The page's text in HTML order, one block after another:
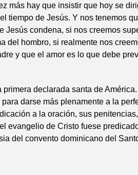
más hay que insistir que hoy se
tiempo de Jesús. Y nos tenemos
Jesús condena, si nos creemos
del hombro, si realmente nos
y que el amor es lo que debe
declarada santa de
darse más plenamente a la
a la oración, sus
evangelio de Cristo fuese
del convento dominicano del